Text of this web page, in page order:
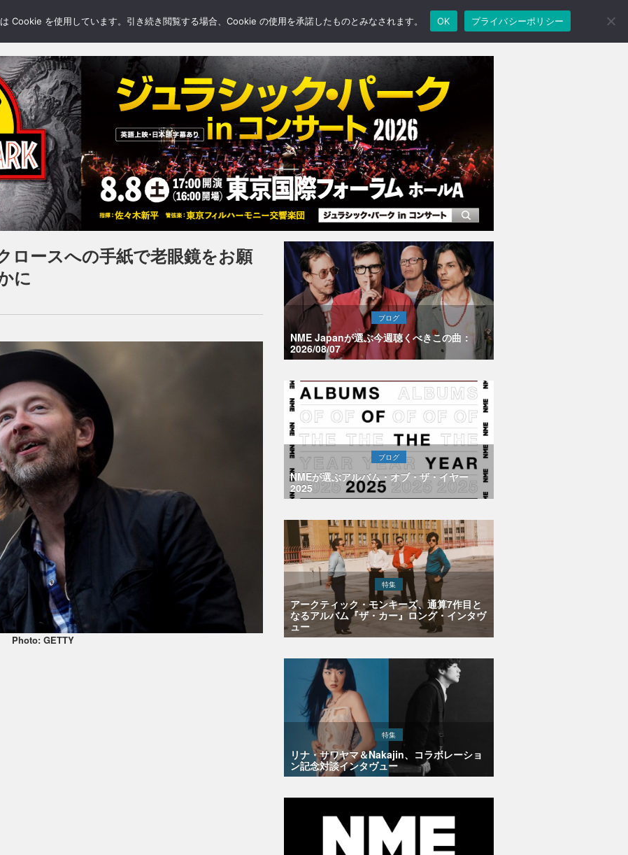
BLOGS FEATURE
ロースへの手紙で老眼鏡をお願
に
Photo: GETTY
ブログ
NME Japanが選ぶ今週聴くべきこの曲：
2026/08/07
ブログ
NMEが選ぶアルバム・オブ・ザ・イヤー
2025
特集
アークティック・モンキーズ、通算7作目と
なるアルバム『ザ・カー』ロング・インタヴ
ュー
特集
リナ・サワヤマ＆Nakajin、コラボレーショ
ン記念対談インタヴュー
Cookie を使用しています。引き続き閲覧する場合、Cookie の使用を承諾したものとみなされます。 OK プライバシーポリシー